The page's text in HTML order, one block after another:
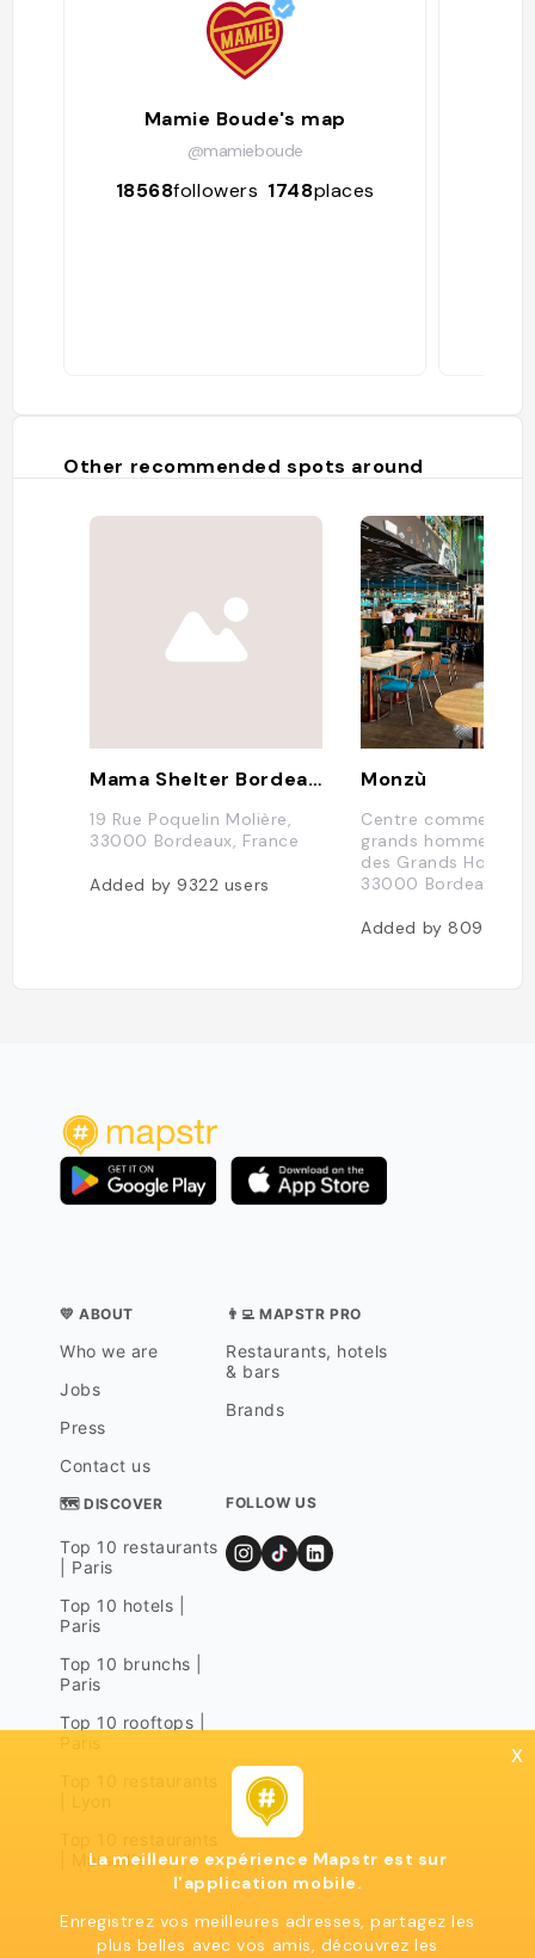
Mamie Boude's map
@mamieboude
18568followers 1748places
Other recommended spots around
Mama Shelter Bordeaux
19 Rue Poquelin Molière,
33000 Bordeaux, France
Added by 9322 users
Monzù
Centre commercial
grands hommes, 12
des Grands
33000 Bordeaux,
Added by8099
💛 ABOUT
Who we are
Jobs
Press
Contact us
👨‍💻 MAPSTR PRO
Restaurants, hotels
& bars
Brands
🗺 DISCOVER
Top 10 restaurants
| Paris
Top 10 hotels |
Paris
Top 10 brunchs |
Paris
Top 10 rooftops |
| Marseille
FOLLOW US
x
La meilleure expérience Mapstr est sur
l'application mobile.
Enregistrez vos meilleures adresses, partagez les
plus belles avec vos amis, découvrez les